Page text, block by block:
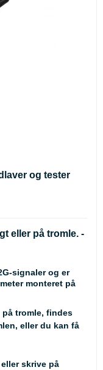
og tester
eller på tromle. -
signaler og er
monteret på
tromle, findes
eller du kan få
skrive på